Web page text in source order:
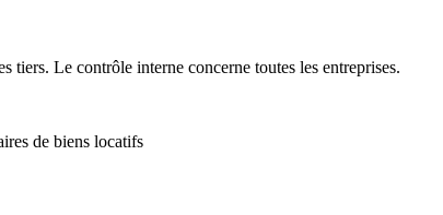
tiers. Le contrôle interne concerne toutes les entreprises.
de biens locatifs